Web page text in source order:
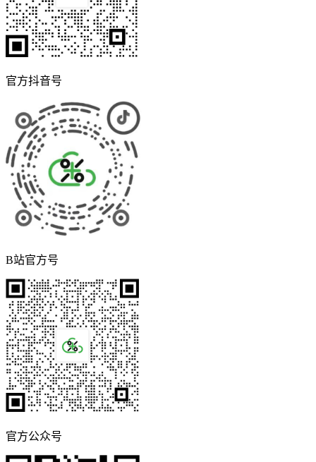
官方抖音号
B站官方号
官方公众号